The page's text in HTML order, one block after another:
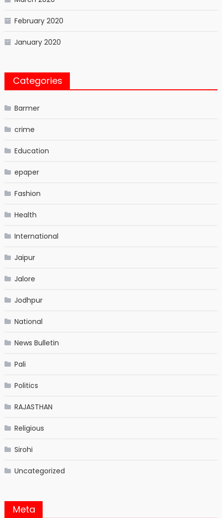
February 2020
January 2020
Categories
Barmer
crime
Education
epaper
Fashion
Health
International
Jaipur
Jalore
Jodhpur
National
News Bulletin
Pali
Politics
RAJASTHAN
Religious
Sirohi
Uncategorized
Meta